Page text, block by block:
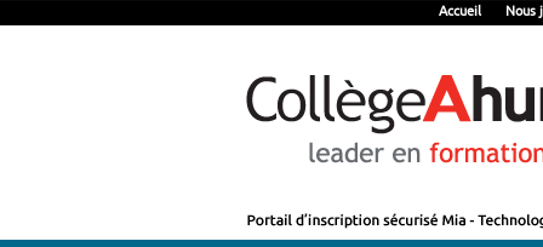
Accueil Nous